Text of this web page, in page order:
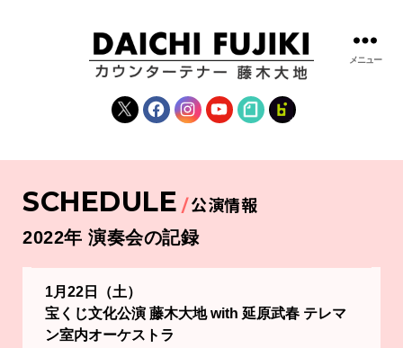
木
大
|
FUJIKI
OFFICIAL
X FacebookInstagramYouTube
note fanclub
メニュー
SCHEDULE
公演情報
2022年 演奏会の記録
1月22日（土）
宝くじ文化公演 藤木大地 with 延原武春 テレマ
ン室内オーケストラ